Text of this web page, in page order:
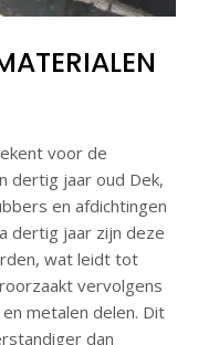
voor de
dertig jaar oud Dek,
en afdichtingen
dertig jaar zijn deze
wat leidt tot
vervolgens
metalen delen. Dit
dan